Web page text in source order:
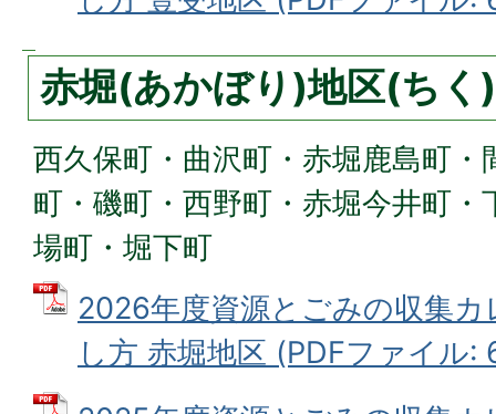
赤堀(あかぼり)地区(ちく)
西久保町・曲沢町・赤堀鹿島町・
町・磯町・西野町・赤堀今井町・
場町・堀下町
2026年度資源とごみの収集
し方 赤堀地区 (PDFファイル: